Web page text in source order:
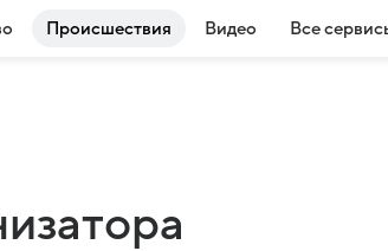
Происшествия Видео Все